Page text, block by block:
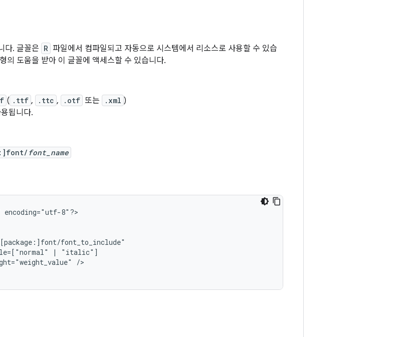
다. 글꼴은 R 파일에서 컴파일되고 자동으로 시스템에서 리소스로 사용할 수 있습
의 도움을 받아 이 글꼴에 액세스할 수 있습니다.
( .ttf , .ttc , .otf 또는 .xml )
됩니다.
font_name
encoding="utf-8"?>
|
/>